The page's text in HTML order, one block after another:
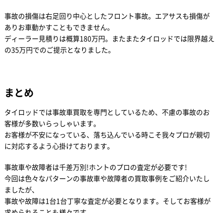
事故の損傷は右足回り中心としたフロント事故。エアサスも損傷が
ありお車動かすこともできません。
ディーラー見積りは概算180万円。またまたタイロッドでは限界越え
の35万円でのご提示となりました。
まとめ
タイロッドでは事故車買取を専門としているため、不慮の事故のお
客様が多数いらっしゃいます。
お客様が不安になっている、落ち込んでいる時こそ我々プロが親切
に対応するよう心掛けております。
事故車や故障者は千差万別!ホントのプロの査定が必要です!
今回は色々なパターンの事故車や故障者の買取事例をご紹介いたし
ましたが、
事故や故障は1台1台丁寧な査定が必要となります。そしてお客様が